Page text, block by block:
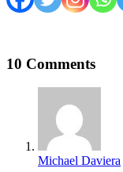
10 Comments
Michael Daviera